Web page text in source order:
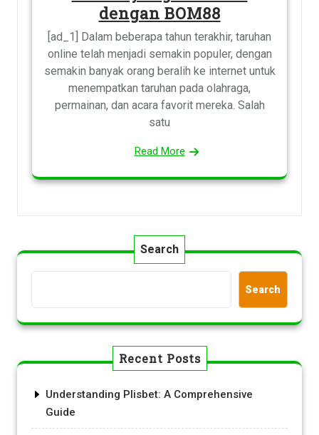
dengan BOM88
[ad_1] Dalam beberapa tahun terakhir, taruhan
online telah menjadi semakin populer, dengan
semakin banyak orang beralih ke internet untuk
menempatkan taruhan pada olahraga,
permainan, dan acara favorit mereka. Salah
satu
Read More
Search
Search
Recent Posts
Understanding Plisbet: A Comprehensive
Guide